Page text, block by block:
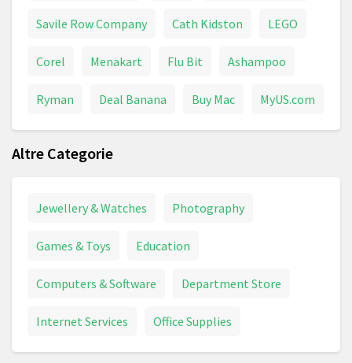
Savile Row Company Cath Kidston LEGO
Corel Menakart Flu Bit Ashampoo
Ryman Deal Banana Buy Mac MyUS.com
Altre Categorie
Jewellery & Watches Photography
Games & Toys Education
Computers & Software Department Store
Internet Services Office Supplies